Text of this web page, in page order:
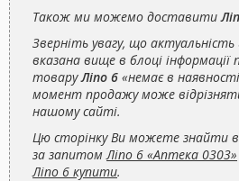
Також ми можемо доставити
Зверніть увагу, що
вказана вище в блоці
товаруЛіпо 6 «немає в
момент продажу може
нашому сайті.
Цю сторінку Ви можете знайти
за запитомЛіпо 6 «Аптека 0303»
Ліпо 6 купити.